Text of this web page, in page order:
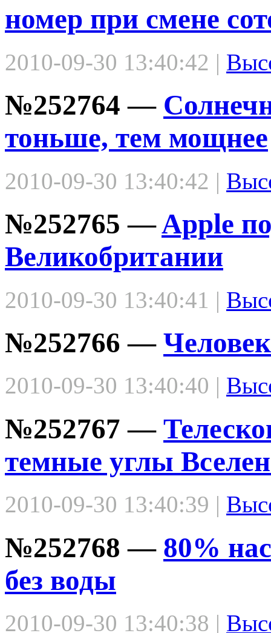
номер при смене
2010-09-30 13:40:42 |
№252764 —
тоньше, тем мощнее
2010-09-30 13:40:42 |
№252765 —Apple
Великобритании
2010-09-30 13:40:41 |
№252766 —
2010-09-30 13:40:40 |
№252767 —
темные углы
2010-09-30 13:40:39 |
№252768 — 80%
без воды
2010-09-30 13:40:38 |